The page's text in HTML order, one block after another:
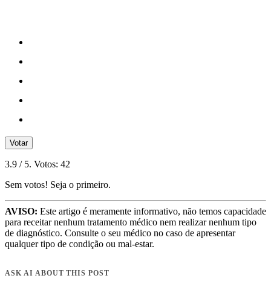
Votar
3.9 / 5. Votos: 42
Sem votos! Seja o primeiro.
AVISO: Este artigo é meramente informativo, não temos capacidade
para receitar nenhum tratamento médico nem realizar nenhum tipo
de diagnóstico. Consulte o seu médico no caso de apresentar
qualquer tipo de condição ou mal-estar.
ASK AI ABOUT THIS POST